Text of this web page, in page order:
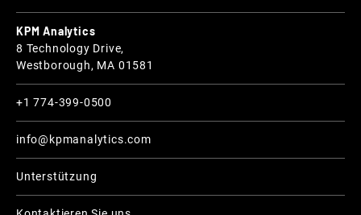
KPM Analytics
8 Technology Drive,
Westborough, MA 01581
+1 774-399-0500
info@kpmanalytics.com
Unterstützung